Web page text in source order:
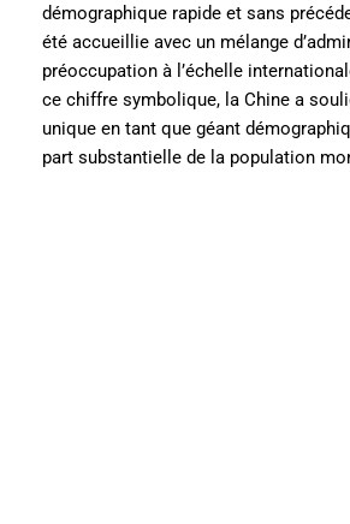
démographique rapide et sans
été accueillie avec un mélange
préoccupation à l’échelle
ce chiffre symbolique, la Chine a
unique en tant que géant
part substantielle de la population